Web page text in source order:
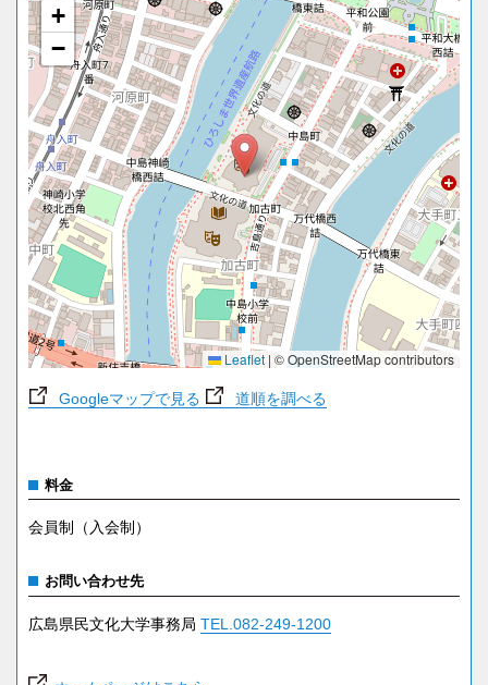
+
−
Leaflet | © OpenStreetMap contributors
Googleマップで見る 道順を調べる
料金
会員制（入会制）
お問い合わせ先
広島県民文化大学事務局 TEL.082-249-1200